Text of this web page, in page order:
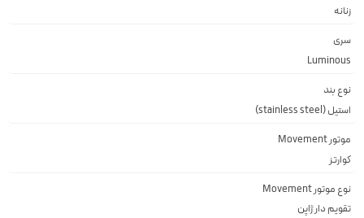
زنانه
سری
Luminous
نوع بند
استیل (stainless steel)
موتور Movement
کوارتز
نوع موتور Movement
تقويم دار ژاپن